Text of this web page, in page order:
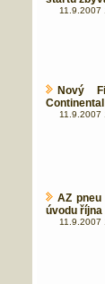
11.9.2007
Nový
Continental
11.9.2007
AZ
úvodu října
11.9.2007